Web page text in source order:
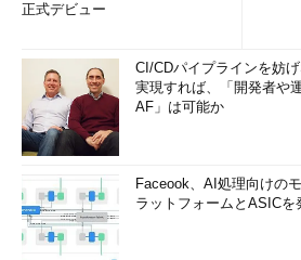
正式デビュー
CI/CDパイプラインを妨
実現すれば、「開発者や
AF」は可能か
Faceook、AI処理向けの
ラットフォームとASICを